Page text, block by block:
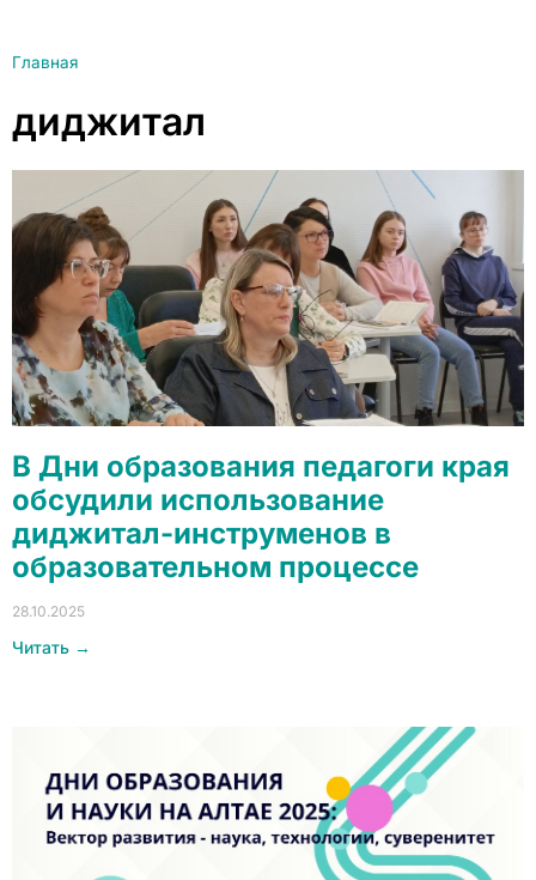
Главная
диджитал
В Дни образования педагоги края
обсудили использование
диджитал-инструменов в
образовательном процессе
28.10.2025
Читать →